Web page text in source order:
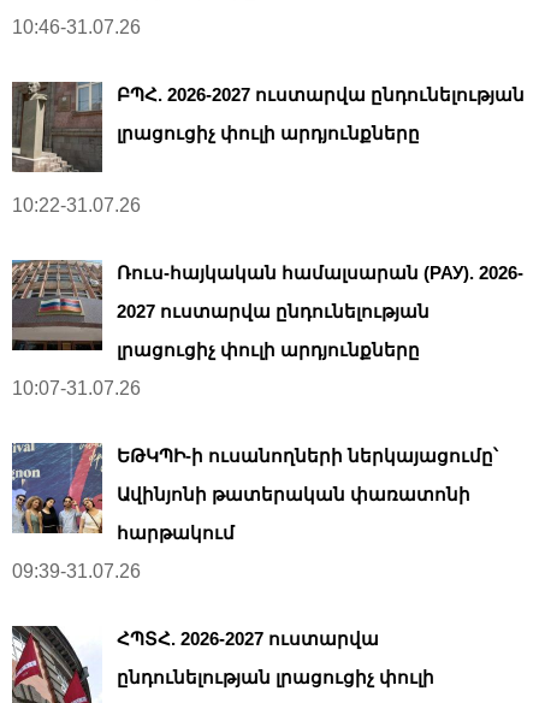
10:46-31.07.26
ԲՊՀ. 2026-2027 ուստարվա ընդունելության
լրացուցիչ փուլի արդյունքները
10:22-31.07.26
Ռուս-հայկական համալսարան (РАУ). 2026-
2027 ուստարվա ընդունելության
լրացուցիչ փուլի արդյունքները
10:07-31.07.26
ԵԹԿՊԻ-ի ուսանողների ներկայացումը՝
Ավինյոնի թատերական փառատոնի
հարթակում
09:39-31.07.26
ՀՊՏՀ. 2026-2027 ուստարվա
ընդունելության լրացուցիչ փուլի